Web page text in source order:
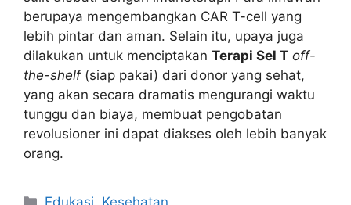
berupaya mengembangkan CAR T-cell yang
lebih pintar dan aman. Selain itu, upaya juga
dilakukan untuk menciptakan Terapi Sel T off-
the-shelf(siap pakai) dari donor yang sehat,
yang akan secara dramatis mengurangi waktu
tunggu dan biaya, membuat pengobatan
revolusioner ini dapat diakses oleh lebih banyak
orang.
Kategori
Edukasi Kesehatan